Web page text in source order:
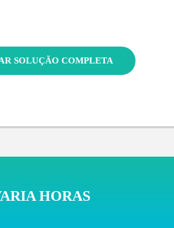
MOSTRAR SOLUÇÃO COMPLETA
HORAS